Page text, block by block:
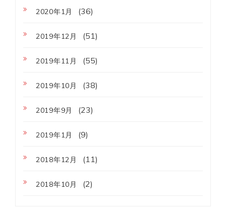
2020年1月 (36)
2019年12月 (51)
2019年11月 (55)
2019年10月 (38)
2019年9月 (23)
2019年1月 (9)
2018年12月 (11)
2018年10月 (2)